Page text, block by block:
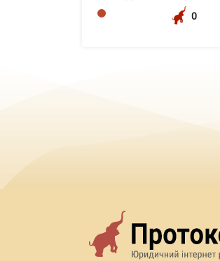
0